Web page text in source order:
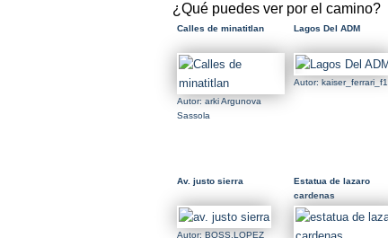
¿Qué puedes ver por el camino?
Calles de minatitlan
Autor: arki Argunova
Sassola
Lagos Del ADM
Autor: kaiser_ferrari_f1
Av. justo sierra
Autor: BOSS.LOPEZ
Estatua de lazaro
cardenas